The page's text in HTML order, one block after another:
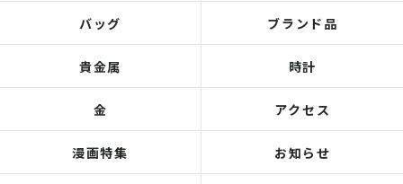
バッグ ブランド品
貴金属 時計
金 アクセス
漫画特集 お知らせ